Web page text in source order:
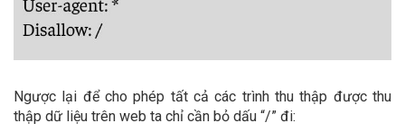
Ngược lại để cho phép tất cả các trình thu thập được thu
thập dữ liệu trên web ta chỉ cần bỏ dấu “/” đi: